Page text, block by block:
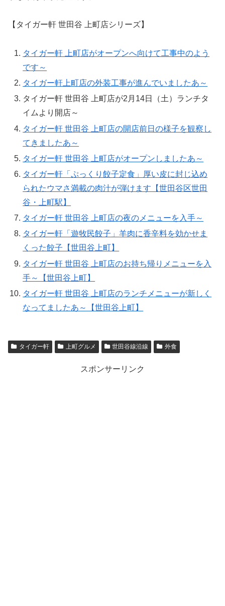
【タイガー軒 世田谷 上町店シリーズ】
タイガー軒 上町店がオープンへ向けて工事中のよう
です～
タイガー軒上町店の外装工事が進んでいましたあ～
タイガー軒 世田谷 上町店が2月14日（土）ランチタ
イムより開店～
タイガー軒 世田谷 上町店の開店前日の様子を観察し
てきましたあ～
タイガー軒 世田谷 上町店がオープンしましたあ～
タイガー軒「ぷっくり餃子定食」厚い皮に封じ込め
られたウマさ満載の肉汁が弾けます【世田谷区世田
谷・上町駅】
タイガー軒 世田谷 上町店の夜のメニューを入手～
タイガー軒「遊牧民餃子」羊肉に香辛料を効かせま
くった餃子【世田谷上町】
タイガー軒 世田谷 上町店のお持ち帰りメニューを入
手～【世田谷上町】
タイガー軒 世田谷 上町店のランチメニューが新しく
なってましたあ～【世田谷上町】
タイガー軒 上町グルメ 世田谷線沿線 外食
スポンサーリンク